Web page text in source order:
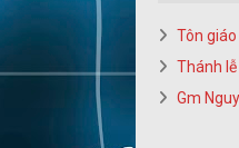
Tôn
Thánh
Gm